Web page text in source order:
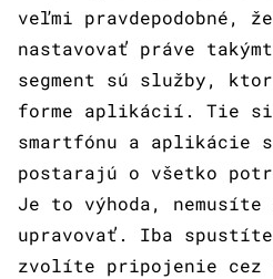
veľmi pravdepodobné,
nastavovať práve
segment sú služby,
forme aplikácií. Tie si
smartfónu a aplikácie
postarajú o všetko
Je to výhoda, nemusíte
upravovať. Iba
zvolíte pripojenie cez